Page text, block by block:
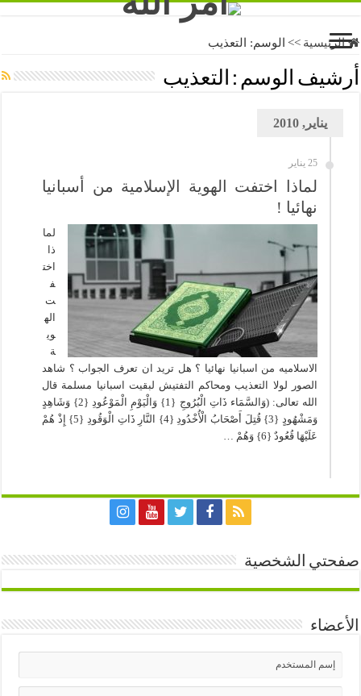
الرئيسية >> الوسم: التعذيب
أرشيف الوسم : التعذيب
يناير, 2010
25 يناير
لماذا اختفت الهوية الإسلامية من أسبانيا
نهائيا !
لما
ذا
اخت
ف
ت
اله
وي
ة
الاسلاميه من اسبانيا نهائيا ؟ هل تريد ان تعرف الجواب ؟ شاهد
الصور لولا التعذيب ومحاكم التفتيش لبقيت اسبانيا مسلمة قال
الله تعالى: (وَالسَّمَاء ذَاتِ الْبُرُوجِ {1} وَالْيَوْمِ الْمَوْعُودِ {2} وَشَاهِدٍ
وَمَشْهُودٍ {3} قُتِلَ أَصْحَابُ الْأُخْدُودِ {4} النَّارِ ذَاتِ الْوَقُودِ {5} إِذْ هُمْ
عَلَيْهَا قُعُودٌ {6} وَهُمْ …
صفحتي الشخصية
الأعضاء